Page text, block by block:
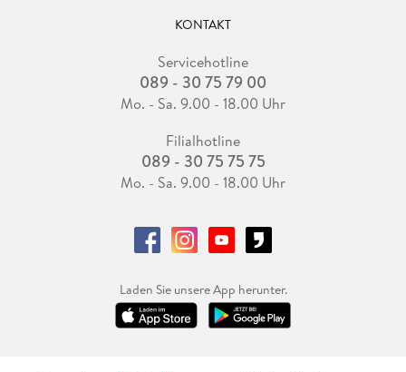
KONTAKT
Servicehotline
089 - 30 75 79 00
Mo. - Sa. 9.00 - 18.00 Uhr
Filialhotline
089 - 30 75 75 75
Mo. - Sa. 9.00 - 18.00 Uhr
Laden Sie unsere App herunter.